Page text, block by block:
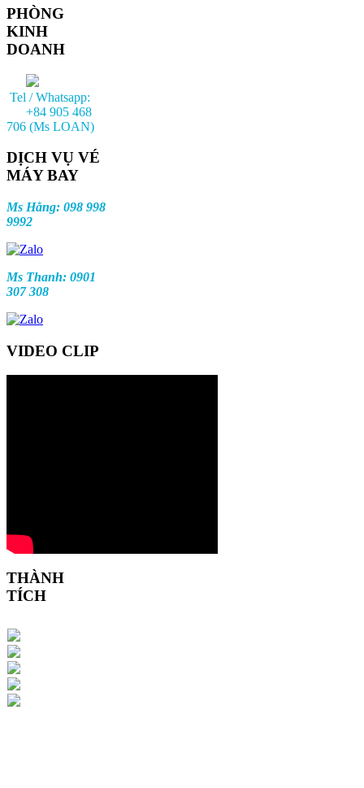
PHÒNG
KINH
DOANH
Tel / Whatsapp:
+84 905 468
706 (Ms LOAN)
DỊCH VỤ VÉ
MÁY BAY
Ms Hằng: 098 998
9992
Ms Thanh: 0901
307 308
VIDEO CLIP
THÀNH
TÍCH